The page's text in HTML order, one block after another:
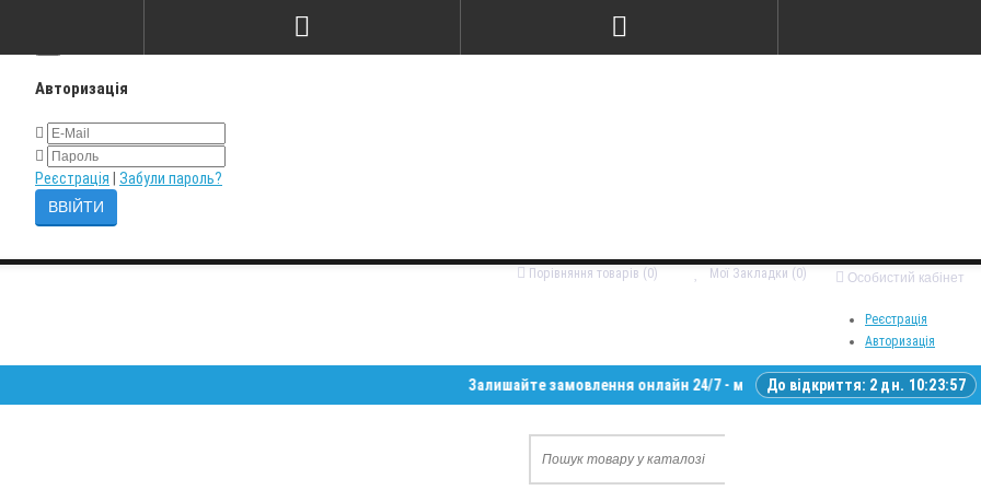
Авторизація
Реєстрація Забули пароль?
Особистий кабінет
Реєстрація
Авторизація
Мої Закладки (0)
Порівняння товарів (0)
Залишайте замовлення онлайн 24/7 - ми зв’яжемося з вами у робочий час •
До відкриття: 2 дн. 10:23:56